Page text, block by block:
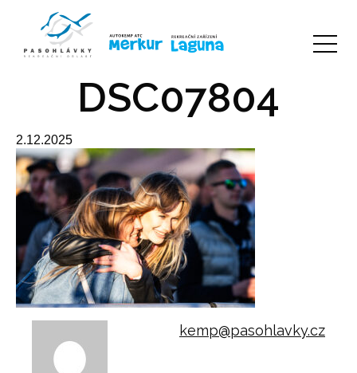
DSC07804
2.12.2025
kemp@pasohlavky.cz